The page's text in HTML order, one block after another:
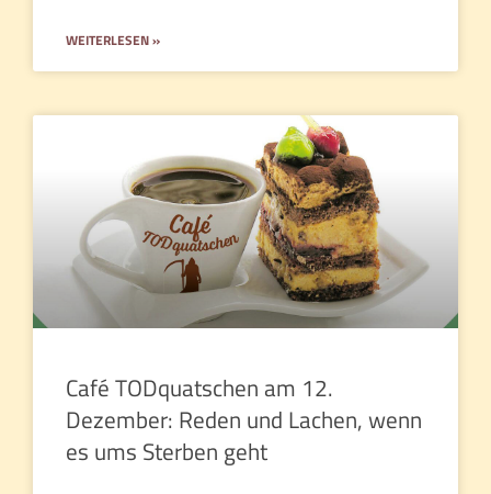
WEITERLESEN »
Café TODquatschen am 12.
Dezember: Reden und Lachen, wenn
es ums Sterben geht